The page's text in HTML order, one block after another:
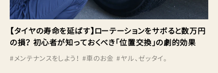
【タイヤの寿命を延ばす】ローテーションをサボると数万円
の損？ 初心者が知っておくべき「位置交換」の劇的効果
#メンテナンスをしよう！ #車のお金 #ヤル、ゼッタイ。